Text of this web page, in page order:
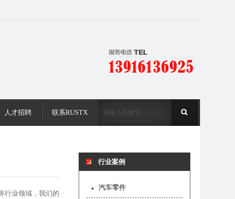
人才招聘 联系RUSTX
行业领域，我们的
行业案例
汽车零件